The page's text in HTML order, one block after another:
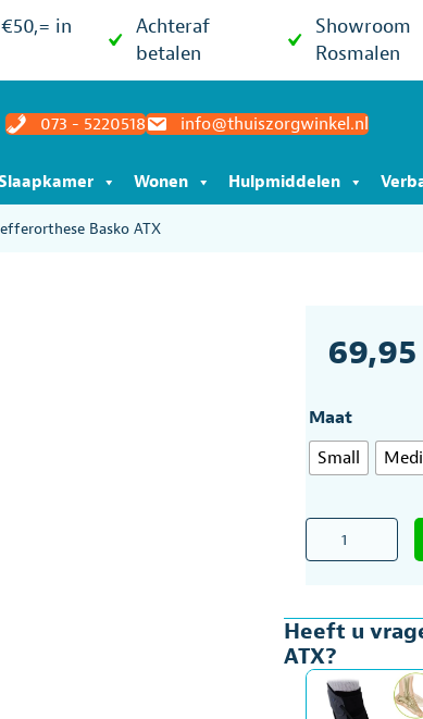
in
Achteraf
betalen
Showroom
Rosmalen
073 - 5220518 info@thuiszorgwinkel.nl
Wonen Hulpmiddelen
Basko ATX
69,95
Maat
Small
Basko
Heeft u
ATX?